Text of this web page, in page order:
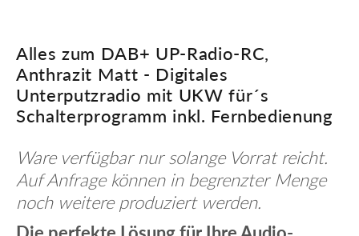
Alles zum DAB+ UP-Radio-RC,
Anthrazit Matt - Digitales
Unterputzradio mit UKW für´s
Schalterprogramm inkl. Fernbedienung
Ware verfügbar nur solange Vorrat reicht.
Auf Anfrage können in begrenzter Menge
noch weitere produziert werden.